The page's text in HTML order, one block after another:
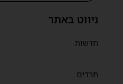
ניווט באתר
חדשות
חרדים